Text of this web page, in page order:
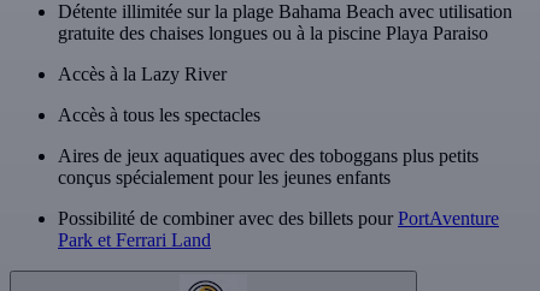
Détente illimitée sur la plage Bahama Beach avec utilisation
gratuite des chaises longues ou à la piscine Playa Paraiso
Accès à la Lazy River
Accès à tous les spectacles
Aires de jeux aquatiques avec des toboggans plus petits
conçus spécialement pour les jeunes enfants
Possibilité de combiner avec des billets pourPortAventure
Park et Ferrari Land